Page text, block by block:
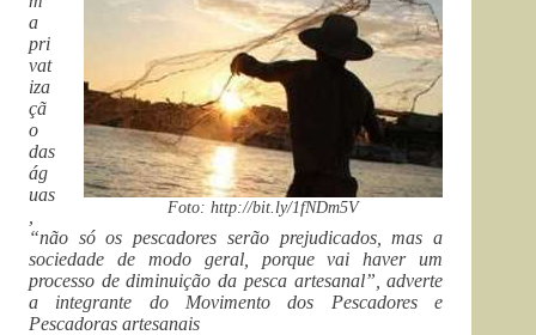
Foto: http://bit.ly/1fNDm5V
a
pri
vat
iza
çã
o
das
ág
uas
“não só os pescadores serão prejudicados, mas a
sociedade de modo geral, porque vai haver um
processo de diminuição da pesca artesanal”, adverte
a integrante do Movimento dos Pescadores e
Pescadoras artesanais